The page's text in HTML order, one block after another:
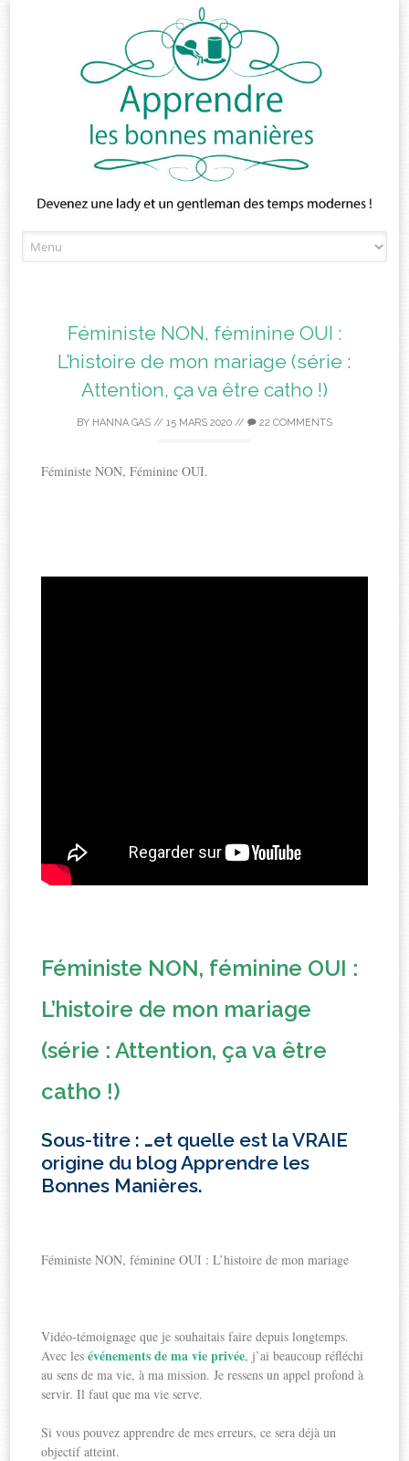
to
Féministe NON, féminine OUI :
L’histoire de mon mariage (série :
Attention, ça va être catho !)
BY HANNA GAS // 15 MARS 2020 // 22 COMMENTS
Féministe NON, Féminine OUI.
Féministe NON, féminine OUI :
L’histoire de mon mariage
(série : Attention, ça va être
catho !)
Sous-titre : …et quelle est la VRAIE
origine du blog Apprendre les
Bonnes Manières.
Féministe NON, féminine OUI : L’histoire de mon mariage
Vidéo-témoignage que je souhaitais faire depuis longtemps.
Avec lesévénements de ma vie privée, j’ai beaucoup réfléchi
au sens de ma vie, à ma mission. Je ressens un appel profond à
servir. Il faut que ma vie serve.
Si vous pouvez apprendre de mes erreurs, ce sera déjà un
objectif atteint.